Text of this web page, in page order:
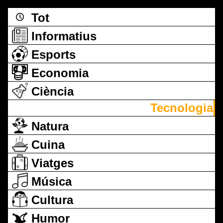
Tot
Informatius
Esports
Economia
Ciència
Tecnologia
Natura
Cuina
Viatges
Música
Cultura
Humor